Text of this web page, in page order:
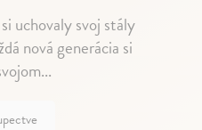
uchovaly svoj stály
nová generácia si